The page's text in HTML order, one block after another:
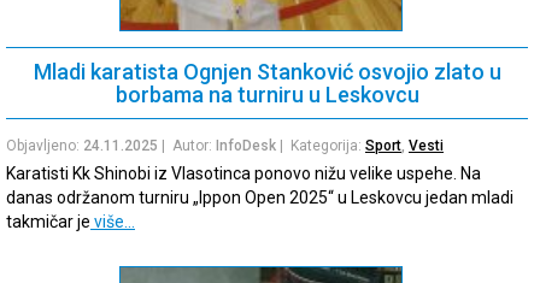
Mladi karatista Ognjen Stanković osvojio zlato u
borbama na turniru u Leskovcu
Objavljeno: 24.11.2025 | Autor: InfoDesk | Kategorija: Sport, Vesti
Karatisti Kk Shinobi iz Vlasotinca ponovo nižu velike uspehe. Na
danas održanom turniru „Ippon Open 2025“ u Leskovcu jedan mladi
takmičar je više…